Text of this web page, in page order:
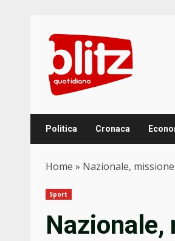
content
Politica Cronaca
Home » Nazionale,
Sport